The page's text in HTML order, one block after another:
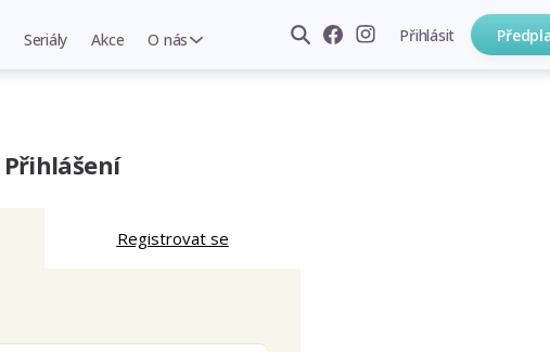
Seriály Akce O nás Přihlásit
Přihlášení
Registrovat se